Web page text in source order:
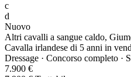
c
d
Nuovo
Altri cavalli a sangue caldo,
Cavalla irlandese di 5 anni in
Dressage · Concorso completo ·
7.900 €